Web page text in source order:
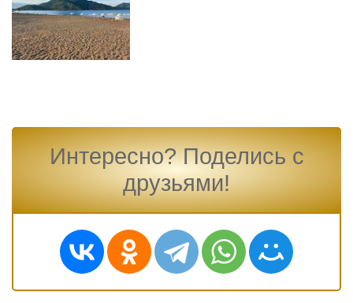
Интересно? Поделись с
друзьями!